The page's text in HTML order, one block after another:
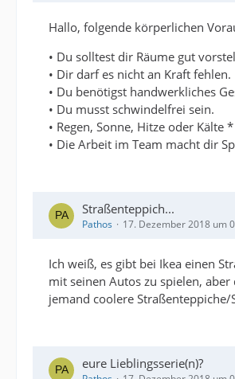
Hallo, folgende körperlichen
• Du solltest dir Räume gut
• Dir darf es nicht an Kraft fehlen.
• Du benötigst handwerkliches
• Du musst schwindelfrei sein.
• Regen, Sonne, Hitze oder
• Die Arbeit im Team macht dir
Straßenteppich...
Pathos 17. Dezember 2018 um
Ich weiß, es gibt bei Ikea einen
mit seinen Autos zu spielen,
jemand coolere Straßenteppiche/
eure Lieblingsserie(n)?